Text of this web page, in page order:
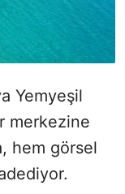
Yemyeşil
merkezine
hem görsel